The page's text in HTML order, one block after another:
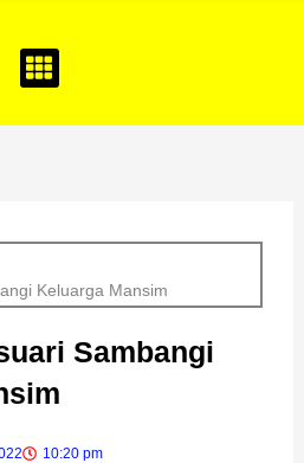
Keluarga Mansim
Sambangi
10:20 pm